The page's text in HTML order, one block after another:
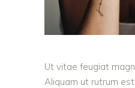
Ut vitae feugiat
Aliquam ut rutrum